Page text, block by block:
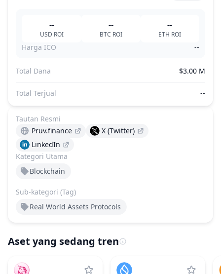
--
USD ROI
--
BTC ROI
--
ETH ROI
Harga ICO --
Total Dana $3.00 M
Total Terjual --
Kategori Utama
Blockchain
Sub-kategori (Tag)
Real World Assets Protocols
Tautan Resmi
Pruv.finance
X (Twitter)
LinkedIn
Aset yang sedang tren